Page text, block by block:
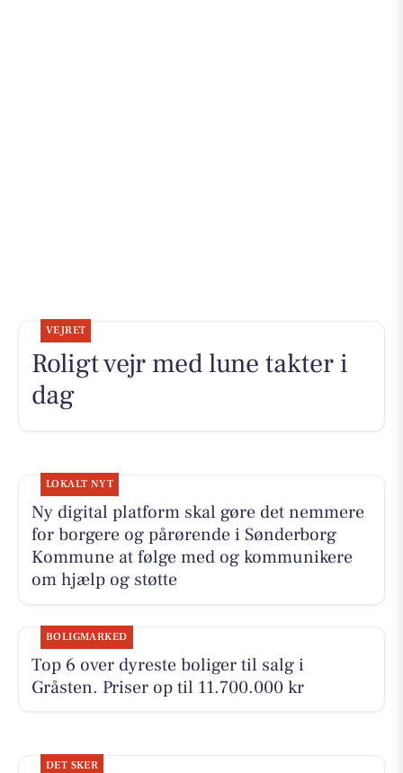
VEJRET
Roligt vejr med lune takter i
dag
LOKALT NYT
Ny digital platform skal gøre det nemmere
for borgere og pårørende i Sønderborg
Kommune at følge med og kommunikere
om hjælp og støtte
BOLIGMARKED
Top 6 over dyreste boliger til salg i
Gråsten. Priser op til 11.700.000 kr
DET SKER